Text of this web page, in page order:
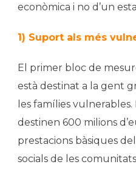
econòmica i no d’un
1) Suport als més
El primer bloc de
està destinat a la gent
les famílies
destinen 600 milions
prestacions bàsiques
socials de les